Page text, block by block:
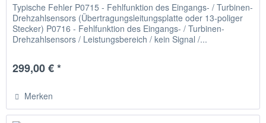
Typische Fehler P0715 - Fehlfunktion des Eingangs- / Turbinen-
Drehzahlsensors (Übertragungsleitungsplatte oder 13-poliger
Stecker) P0716 - Fehlfunktion des Eingangs- / Turbinen-
Drehzahlsensors / Leistungsbereich / kein Signal /...
299,00 € *
Merken